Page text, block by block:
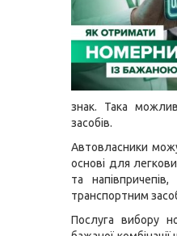
знак. Така
засобів.
Автовласники
основі для
та
транспортним
Послуга вибору